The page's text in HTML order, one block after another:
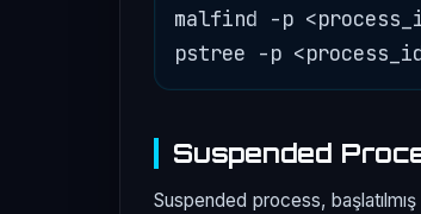
malfind -p
Suspended
Suspended process,